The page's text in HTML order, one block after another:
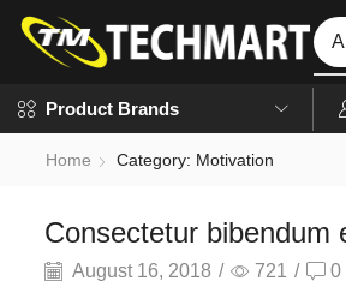
Product Brands
Home Category: Motivation
Consectetur bibendum
August 16, 2018 / 721 / 0